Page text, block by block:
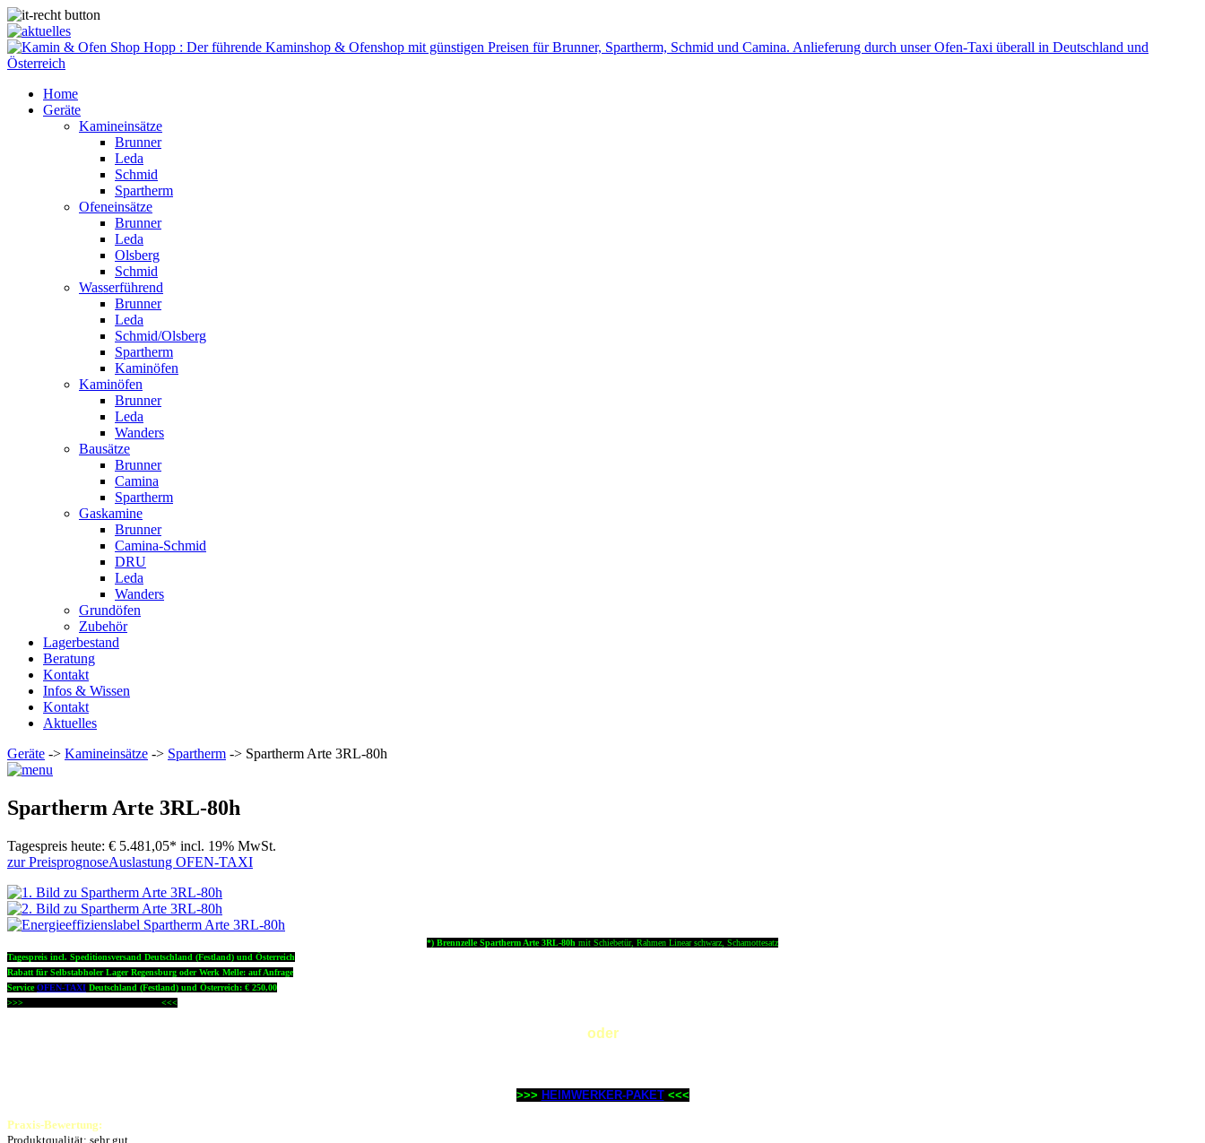
Home
Geräte
Kamineinsätze
Brunner
Leda
Schmid
Spartherm
Ofeneinsätze
Brunner
Leda
Olsberg
Schmid
Wasserführend
Brunner
Leda
Schmid/Olsberg
Spartherm
Kaminöfen
Kaminöfen
Brunner
Leda
Wanders
Bausätze
Brunner
Camina
Spartherm
Gaskamine
Brunner
Camina-Schmid
DRU
Leda
Wanders
Grundöfen
Zubehör
Lagerbestand
Beratung
Kontakt
Infos & Wissen
Kontakt
Aktuelles
Geräte -> Kamineinsätze -> Spartherm -> Spartherm Arte 3RL-80h
Spartherm Arte 3RL-80h
Tagespreis heute: € 5.481,05* incl. 19% MwSt.
zur PreisprognoseAuslastung OFEN-TAXI
*) Brennzelle Spartherm Arte 3RL-80h mit Schiebetür, Rahmen Linear schwarz, Schamottesatz
Tagespreis incl. Speditionsversand Deutschland (Festland) und Österreich
Rabatt für Selbstabholer Lager Regensburg oder Werk Melle: auf Anfrage
ServiceOFEN-TAXI Deutschland (Festland) und Österreich: € 250,00
>>>
<<<
oder
>>> HEIMWERKER-PAKET<<<
Praxis-Bewertung:
Produktqualität: sehr gut